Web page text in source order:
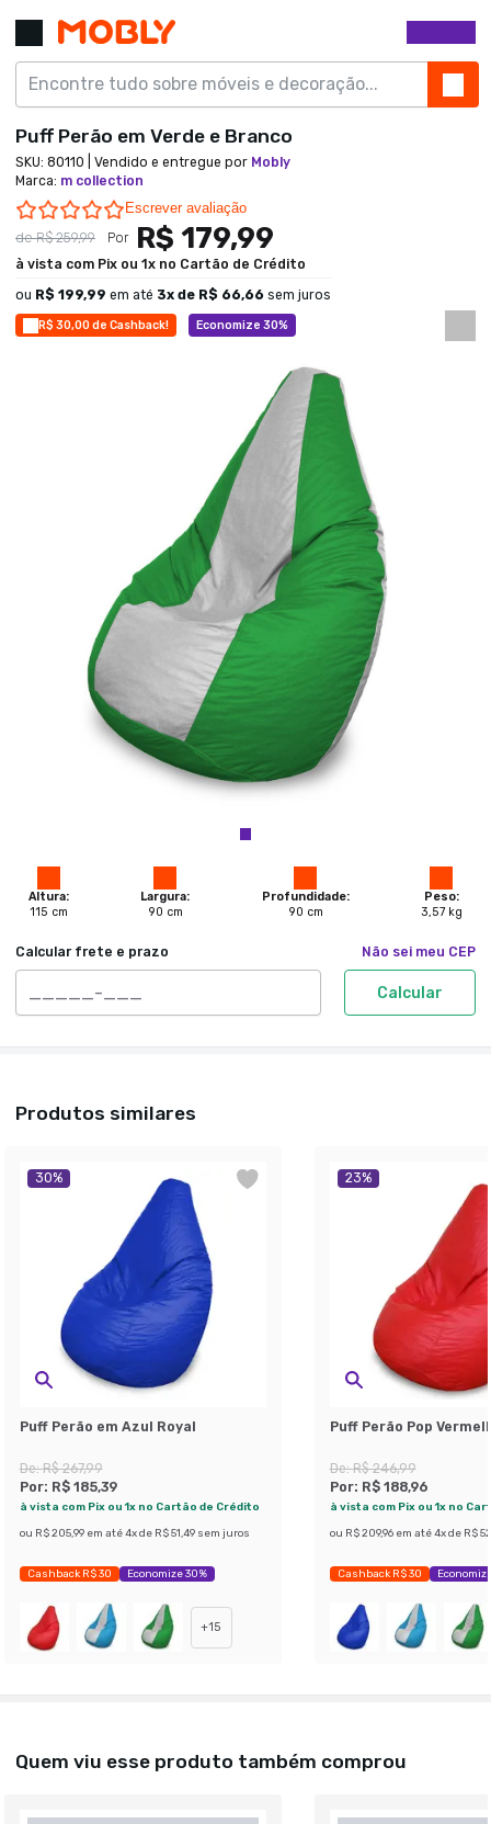
R$ 30,00 de Cashback! Economize 30%
Altura:
115 cm
Largura:
90 cm
Profundidade:
90 cm
Peso:
3,57 kg
Calcular frete e prazo Não sei meu CEP
Calcular
Puff Perão em Verde e Branco
SKU: 80110 | Vendido e entregue por Mobly
Marca: m collection
0.0 star rating
Escrever avaliação
deR$ 259,99 Por R$ 179,99
à vista com Pix ou 1x no Cartão de Crédito
ou R$ 199,99 em até 3x de R$ 66,66 sem juros
Produtos similares
30%
Puff Perão em Azul Royal
De:R$ 267,99
Por: R$ 185,39
à vista com Pix ou 1x no Cartão de Crédito
ou R$ 205,99 em até 4x de R$ 51,49 sem juros
Cashback R$ 30 Economize 30%
+15
23%
Puff Perão Pop
De:R$ 246,99
Por: R$ 188,96
à vista com Pix ou 1x no
ou R$ 209,96 em até 4x de R$
Cashback R$ 30
Quem viu esse produto também comprou